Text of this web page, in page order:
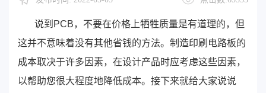
说到PCB，不要在价格上牺牲质量是有道理的，但
这并不意味着没有其他省钱的方法。制造印刷电路板的
成本取决于许多因素，在设计产品时应考虑这些因素，
以帮助您很大程度地降低成本。接下来就给大家说说